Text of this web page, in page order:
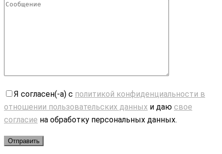
Я согласен(-а) с политикой конфиденциальности в
отношении пользовательских данных и даю свое
согласие на обработку персональных данных.